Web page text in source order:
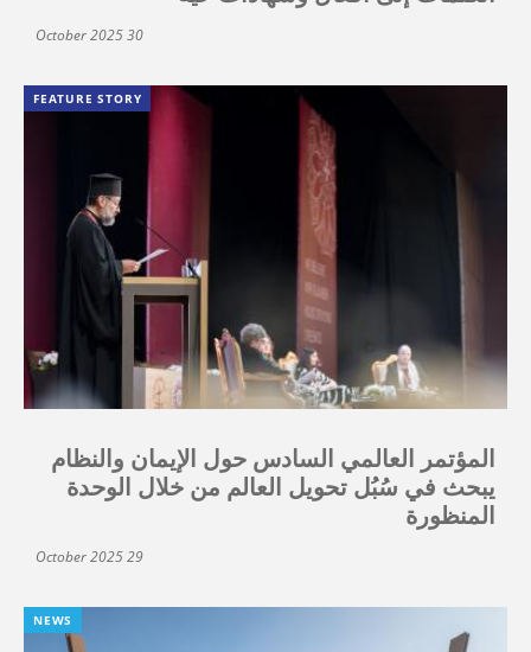
30 October 2025
FEATURE STORY
المؤتمر العالمي السادس حول الإيمان والنظام
يبحث في سُبُل تحويل العالم من خلال الوحدة
المنظورة
29 October 2025
NEWS